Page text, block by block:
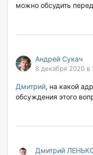
можно обсудить
Андрей Сукач
8 декабря 2020 в
Дмитрий, на какой
обсуждения этого
Дмитрий